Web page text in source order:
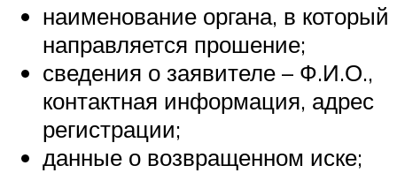
наименование органа, в который
направляется прошение;
сведения о заявителе – Ф.И.О.,
контактная информация, адрес
регистрации;
данные о возвращенном иске;